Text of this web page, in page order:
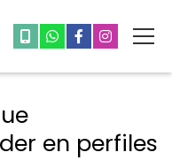
en perfiles